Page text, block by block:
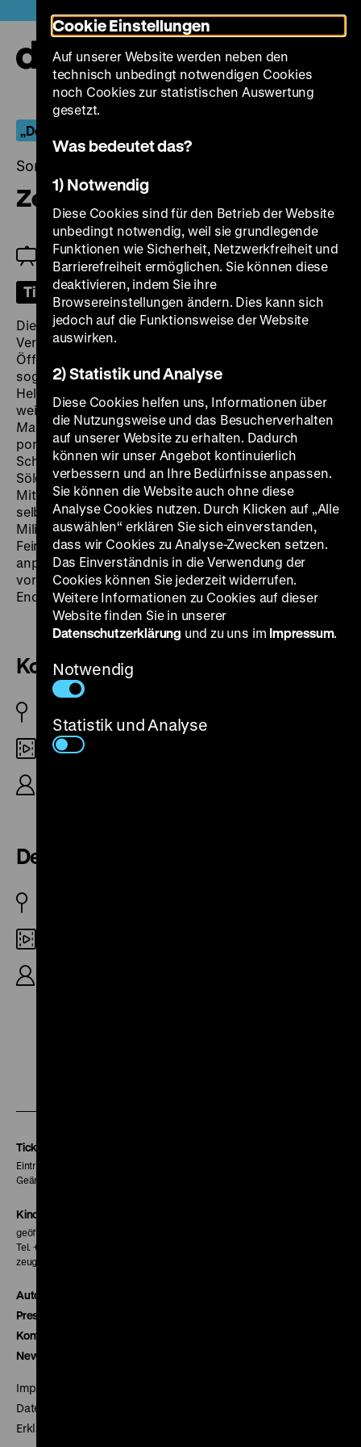
zum
Seiteninhalt
springen
„Der Bundeskanzler wünscht einen harten Kurs…“
Sonntag, 14. Mai 2023, 19.00 Uhr
Zensur und Rechtsstaat
Andreas Kötzing
Tickets
Die vom Ausschuss verhängten Verbote stießen im
Verlauf der 1960er Jahre in der westdeutschen
Öffentlichkeit immer häufiger auf Kritik. 1965 kam es
sogar zu einer juristischen Auseinandersetzung, weil
Helmut Soeder, ein Filmimporteur aus Freiburg, sich
weigerte, dem Ausschuss eine Kopie vonDer lachende
Mann
vorzulegen. Wie zuvor schon inKommando52,
porträtiert der Film von Walter Heynowski und Gerhard
Scheumann auf entlarvende Weise westdeutsche
Söldner, die im Bürgerkrieg im Kongo kämpfen. Im
Mittelpunkt steht Siegfried Müller, der sich
selbstherrlich vor der Kamera als blutrünstiger
Militärführer in Szene setzt. Er bedient genau jenes
Feindbild, das Heynowski und Scheumann
anprangern. Der juristische Streit um den Film, der bis
vor das Bundesverfassungsgericht ging, leitete das
Ende des Interministeriellen Ausschusses ein. (koe)
Kommando 52
35mm
Der lachende Mann
Tickets
Eintritt 5 €
Geänderte Preise sind im Programm vermerkt.
Kinokasse
geöffnet 30 Minuten vor Beginn der ersten Vorstellung
Tel. + 49 30 20304-770
zeughauskino@dhm.de
Autor*innen
Presse
Kontakt
Newsletter
Impressum
Datenschutz
Erklärung digitale Barrierefreiheit
Cookie Einstellungen
Auf unserer Website werden neben den
technisch unbedingt notwendigen Cookies
noch Cookies zur statistischen Auswertung
gesetzt.
Was bedeutet das?
1) Notwendig
Diese Cookies sind für den Betrieb der Website
unbedingt notwendig, weil sie grundlegende
Funktionen wie Sicherheit, Netzwerkfreiheit und
Barrierefreiheit ermöglichen. Sie können diese
deaktivieren, indem Sie ihre
Browsereinstellungen ändern. Dies kann sich
jedoch auf die Funktionsweise der Website
auswirken.
2) Statistik und Analyse
Diese Cookies helfen uns, Informationen über
die Nutzungsweise und das Besucherverhalten
auf unserer Website zu erhalten. Dadurch
können wir unser Angebot kontinuierlich
verbessern und an Ihre Bedürfnisse anpassen.
Sie können die Website auch ohne diese
Analyse Cookies nutzen. Durch Klicken auf „Alle
auswählen“ erklären Sie sich einverstanden,
dass wir Cookies zu Analyse-Zwecken setzen.
Das Einverständnis in die Verwendung der
Cookies können Sie jederzeit widerrufen.
Weitere Informationen zu Cookies auf dieser
Website finden Sie in unserer
Datenschutzerklärung und zu uns im Impressum.
Notwendig
Statistik und Analyse